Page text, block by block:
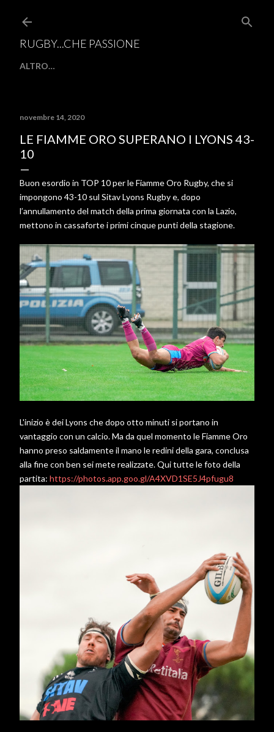
RUGBY...CHE PASSIONE
ALTRO…
novembre 14, 2020
LE FIAMME ORO SUPERANO I LYONS 43-
10
Buon esordio in TOP 10 per le Fiamme Oro Rugby, che si
impongono 43-10 sul Sitav Lyons Rugby e, dopo
l’annullamento del match della prima giornata con la Lazio,
mettono in cassaforte i primi cinque punti della stagione.
L'inizio è dei Lyons che dopo otto minuti si portano in
vantaggio con un calcio. Ma da quel momento le Fiamme Oro
hanno preso saldamente il mano le redini della gara, conclusa
alla fine con ben sei mete realizzate. Qui tutte le foto della
partita: https://photos.app.goo.gl/A4XVD1SE5J4pfugu8